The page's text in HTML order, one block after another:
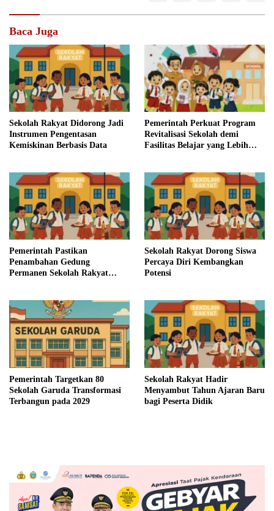
Baca Juga
Sekolah Rakyat Didorong Jadi
Instrumen Pengentasan
Kemiskinan Berbasis Data
Pemerintah Perkuat Program
Revitalisasi Sekolah demi
Fasilitas Belajar yang Lebih
Pemerintah Pastikan
Penambahan Gedung
Permanen Sekolah Rakyat
Sekolah Rakyat Dorong Siswa
Percaya Diri Kembangkan
Potensi
Pemerintah Targetkan 80
Sekolah Garuda Transformasi
Terbangun pada 2029
Sekolah Rakyat Hadir
Menyambut Tahun Ajaran Baru
bagi Peserta Didik